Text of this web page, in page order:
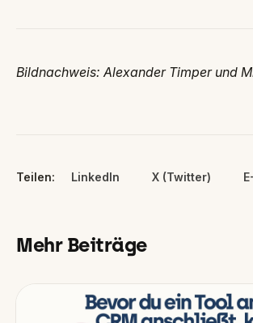
Bildnachweis: Alexander Timper und
Teilen: LinkedIn X (Twitter)
Mehr Beiträge